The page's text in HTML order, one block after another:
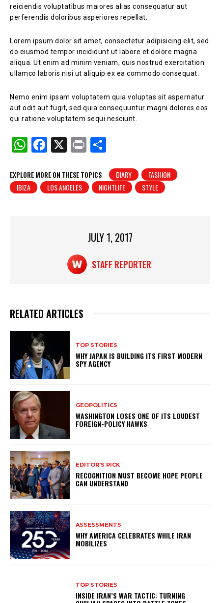
reiciendis voluptatibus maiores alias consequatur aut
perferendis doloribus asperiores repellat.
Lorem ipsum dolor sit amet, consectetur adipisicing elit, sed
do eiusmod tempor incididunt ut labore et dolore magna
aliqua. Ut enim ad minim veniam, quis nostrud exercitation
ullamco laboris nisi ut aliquip ex ea commodo consequat.
Nemo enim ipsam voluptatem quia voluptas sit aspernatur
aut odit aut fugit, sed quia consequuntur magni dolores eos
qui ratione voluptatem sequi nesciunt.
W
at
s
F
c
e
X
Pr
t
ar
e
EXPLORE MORE ON THESE TOPICS DIARY
FASHION
IBIZA
LOS ANGELES NIGHTLIFE STYLE
JULY 1, 2017
STAFF REPORTER
RELATED ARTICLES
TOP STORIES
WHY JAPAN IS BUILDING ITS FIRST MODERN
SPY AGENCY
GEOPOLITICS
WASHINGTON LOSES ONE OF ITS LOUDEST
FOREIGN-POLICY HAWKS
EDITOR'S PICK
RECOGNITION MUST BECOME HOPE PEOPLE
CAN UNDERSTAND
ASSESSMENTS
WHY AMERICA CELEBRATES WHILE IRAN
MOBILIZES
TOP STORIES
INSIDE IRAN’S WAR TACTIC: TURNING